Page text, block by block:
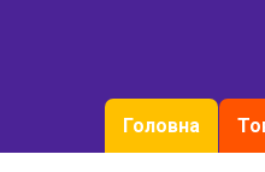
Головна